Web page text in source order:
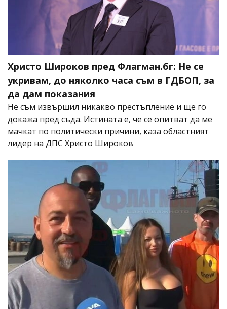
Христо Широков пред Флагман.бг: Не се
укривам, до няколко часа съм в ГДБОП, за
да дам показания
Не съм извършил никакво престъпление и ще го
докажа пред съда. Истината е, че се опитват да ме
мачкат по политически причини, каза областният
лидер на ДПС Христо Широков